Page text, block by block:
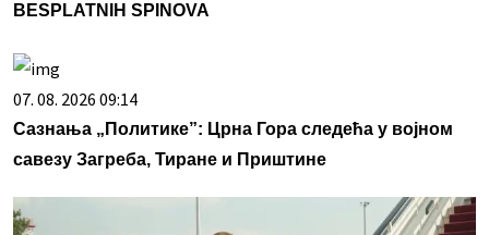
BESPLATNIH SPINOVA
07. 08. 2026 09:14
Сазнања „Политике”: Црна Гора следећа у војном
савезу Загреба, Тиране и Приштине